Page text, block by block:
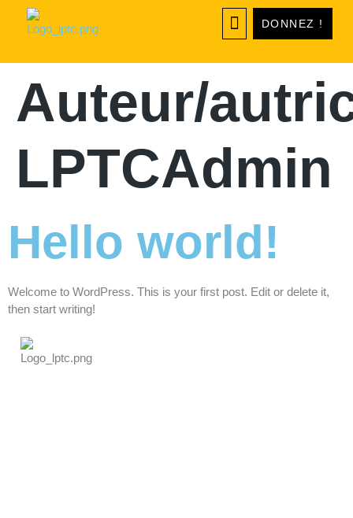
DONNEZ !
Auteur/
LPTCAdmin
Hello world!
Welcome to WordPress. This is your first post. Edit or delete it,
then start writing!